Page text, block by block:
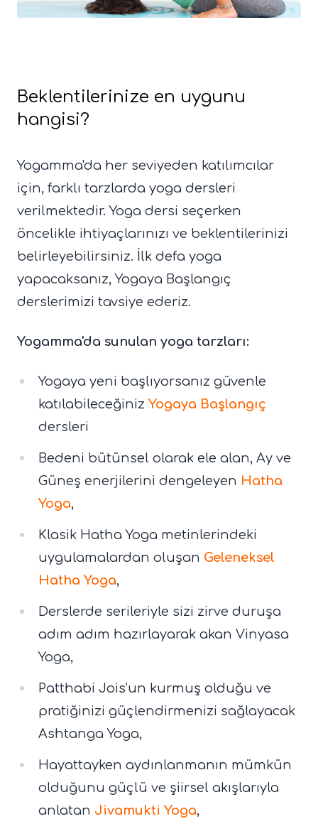
Beklentilerinize en uygunu
hangisi?
Yogamma'da her seviyeden katılımcılar
için, farklı tarzlarda yoga dersleri
verilmektedir. Yoga dersi seçerken
öncelikle ihtiyaçlarınızı ve beklentilerinizi
belirleyebilirsiniz. İlk defa yoga
yapacaksanız, Yogaya Başlangıç
derslerimizi tavsiye ederiz.
Yogamma'da sunulan yoga tarzları:
Yogaya yeni başlıyorsanız güvenle
katılabileceğiniz Yogaya Başlangıç
dersleri
Bedeni bütünsel olarak ele alan, Ay ve
Güneş enerjilerini dengeleyen Hatha
Yoga,
Klasik Hatha Yoga metinlerindeki
uygulamalardan oluşan Geleneksel
Hatha Yoga,
Derslerde serileriyle sizi zirve duruşa
adım adım hazırlayarak akan Vinyasa
Yoga,
Patthabi Jois’un kurmuş olduğu ve
pratiğinizi güçlendirmenizi sağlayacak
Ashtanga Yoga,
Hayattayken aydınlanmanın mümkün
olduğunu güçlü ve şiirsel akışlarıyla
anlatan Jivamukti Yoga,